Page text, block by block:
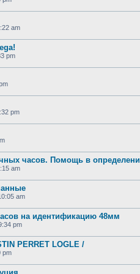
am
pm
pm
часов. Помощь в
am
am
на идентификацию 48мм
pm
PERRET LOGLE /
pm